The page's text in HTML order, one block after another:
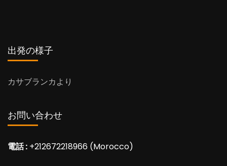
出発の様子
カサブランカより
お問い合わせ
電話 : +212672218966 (Morocco)